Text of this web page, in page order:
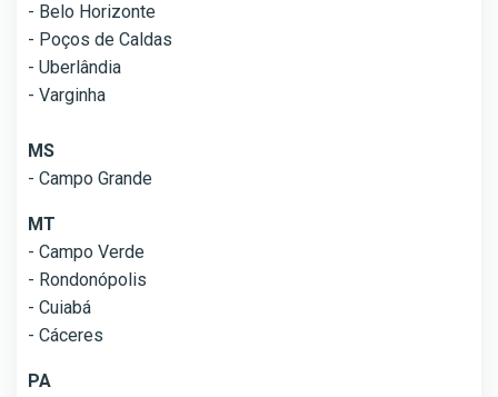
- Belo Horizonte
- Poços de Caldas
- Uberlândia
- Varginha
MS
- Campo Grande
MT
- Campo Verde
- Rondonópolis
- Cuiabá
- Cáceres
PA